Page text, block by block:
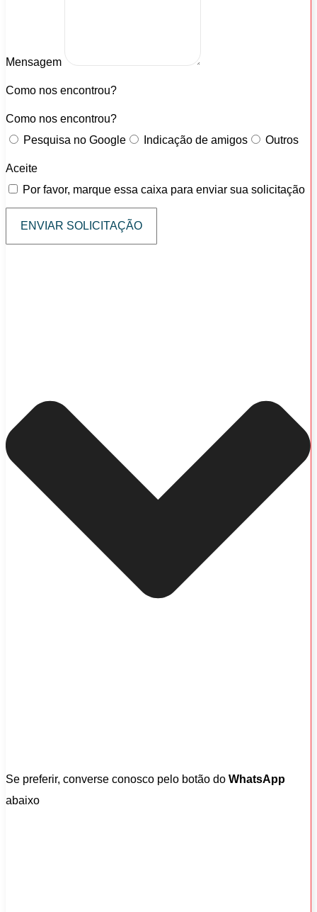
Mensagem
Como nos encontrou?
Como nos encontrou?
Pesquisa no Google
Indicação de amigos Outros
Aceite
Por favor, marque essa caixa para enviar sua solicitação
ENVIAR SOLICITAÇÃO
Se preferir, converse conosco pelo botão do WhatsApp
abaixo